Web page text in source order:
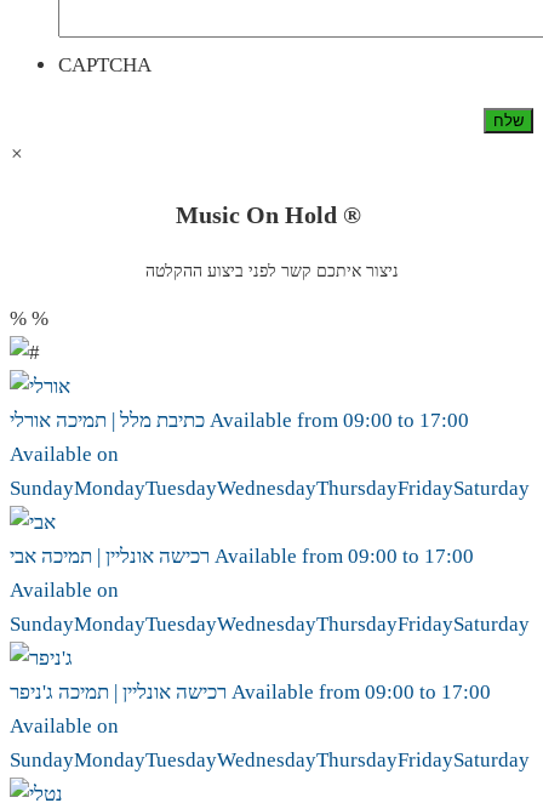
CAPTCHA
×
Music On Hold ®
ניצור איתכם קשר לפני ביצוע ההקלטה
% %
כתיבת מלל | תמיכה Available from 09:00 to 17:00
Available on
SundayMondayTuesdayWednesdayThursdayFridaySaturday
רכישה אונליין | תמיכה Available from 09:00 to 17:00
Available on
SundayMondayTuesdayWednesdayThursdayFridaySaturday
רכישה אונליין | תמיכה Available from 09:00 to 17:00
Available on
SundayMondayTuesdayWednesdayThursdayFridaySaturday